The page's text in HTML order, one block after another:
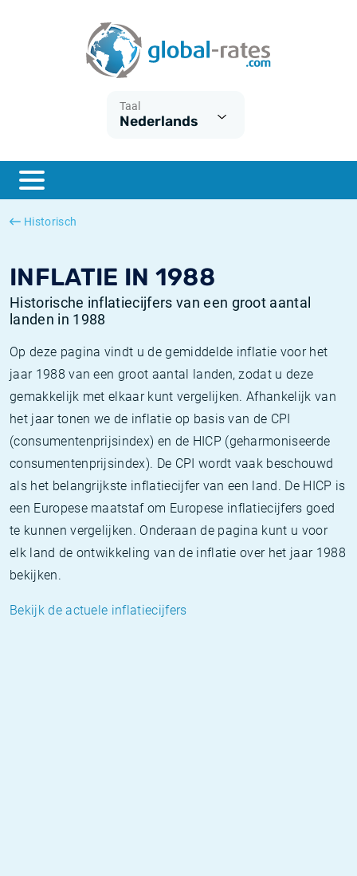
Taal
Nederlands
Historisch
INFLATIE IN 1988
Historische inflatiecijfers van een groot aantal
landen in 1988
Op deze pagina vindt u de gemiddelde inflatie voor het
jaar 1988 van een groot aantal landen, zodat u deze
gemakkelijk met elkaar kunt vergelijken. Afhankelijk van
het jaar tonen we de inflatie op basis van de CPI
(consumentenprijsindex) en de HICP (geharmoniseerde
consumentenprijsindex). De CPI wordt vaak beschouwd
als het belangrijkste inflatiecijfer van een land. De HICP is
een Europese maatstaf om Europese inflatiecijfers goed
te kunnen vergelijken. Onderaan de pagina kunt u voor
elk land de ontwikkeling van de inflatie over het jaar 1988
bekijken.
Bekijk de actuele inflatiecijfers
ESTER
SONIA
Wat is CPI inflatie?
Wat is HICP inflatie?
Nederlandse inflatie - CPI
Amerikaanse inflatie - CPI
Euribor historie
SOFR historie
TONAR historie
Inflatiecalculator